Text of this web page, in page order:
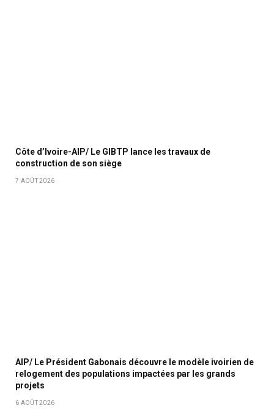
Côte d’Ivoire-AIP/ Le GIBTP lance les travaux de
construction de son siège
7 AOÛT 2026
AIP/ Le Président Gabonais découvre le modèle ivoirien de
relogement des populations impactées par les grands
projets
6 AOÛT 2026